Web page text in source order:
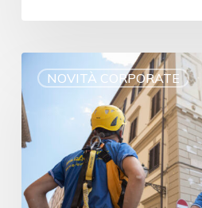
NOVITÀ CORPORATE